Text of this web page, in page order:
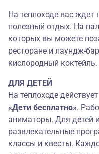
На теплоходе вас ждет
полезный отдых. На
которых вы можете
ресторане и лаундж-
кислородный коктейль.
ДЛЯ ДЕТЕЙ
На теплоходе
«Дети бесплатно».
аниматоры. Для детей
развлекательные
классы и квесты.